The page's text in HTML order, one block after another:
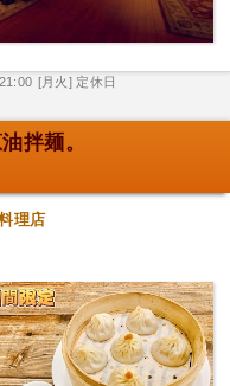
[月火] 定休日
拌麺。
理店